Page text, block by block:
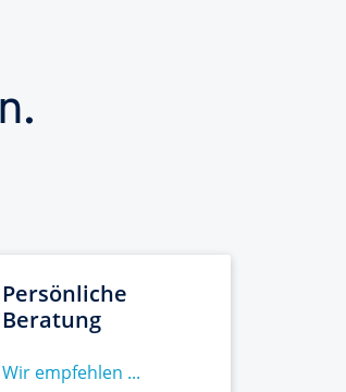
Persönliche
Beratung
Wir empfehlen ...